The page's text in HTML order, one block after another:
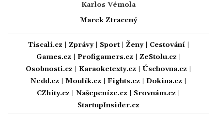
Karlos Vémola
Marek Ztracený
Tiscali.cz Zprávy| Sport| Ženy| Cestování|
Games.cz
Profigamers.cz ZeStolu.cz
Osobnosti.cz
Karaoketexty.cz Úschovna.cz
Nedd.cz
Moulík.cz Fights.cz Dokina.cz
CZhity.cz
Našepeníze.cz Srovnám.cz
StartupInsider.cz